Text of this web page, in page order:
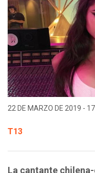
22 DE MARZO DE 2019 -
T13
La cantante